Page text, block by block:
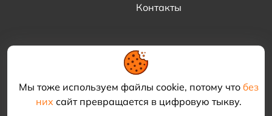
Мы тоже используем файлы cookie, потому что без
нихсайт превращается в цифровую тыкву.
Контакты